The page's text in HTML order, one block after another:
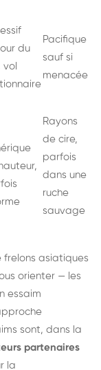
du
vol
Pacifique
sauf si
menacée
Rayons
de cire,
parfois
dans une
ruche
sauvage
frelons asiatiques
orienter — les
essaim
sont, dans la
partenaires
la